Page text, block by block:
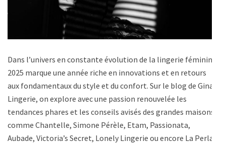
Dans l’univers en constante évolution de la lingerie féminine,
2025 marque une année riche en innovations et en retours
aux fondamentaux du style et du confort. Sur le blog de Gina
Lingerie, on explore avec une passion renouvelée les
tendances phares et les conseils avisés des grandes maisons
comme Chantelle, Simone Pérèle, Etam, Passionata,
Aubade, Victoria’s Secret, Lonely Lingerie ou encore La Perla.